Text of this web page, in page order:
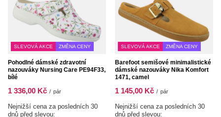
SLEVOVÁ AKCE ZMĚNA CENY
Pohodlné dámské zdravotní
nazouváky Nursing Care PE94F33,
bílé
1 336,00 Kč / pár
Nejnižší cena za posledních 30
dnů před slevou:
SLEVOVÁ AKCE ZMĚNA CENY
Barefoot semišové minimalistické
dámské nazouváky Nika Komfort
1471, camel
1 145,00 Kč / pár
Nejnižší cena za posledních 30
dnů před slevou: